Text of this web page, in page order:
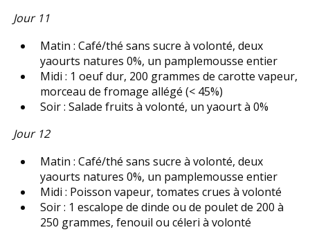
Jour 11
Matin : Café/thé sans sucre à volonté, deux
yaourts natures 0%, un pamplemousse entier
Midi : 1 oeuf dur, 200 grammes de carotte vapeur,
morceau de fromage allégé (< 45%)
Soir : Salade fruits à volonté, un yaourt à 0%
Jour 12
Matin : Café/thé sans sucre à volonté, deux
yaourts natures 0%, un pamplemousse entier
Midi : Poisson vapeur, tomates crues à volonté
Soir : 1 escalope de dinde ou de poulet de 200 à
250 grammes, fenouil ou céleri à volonté